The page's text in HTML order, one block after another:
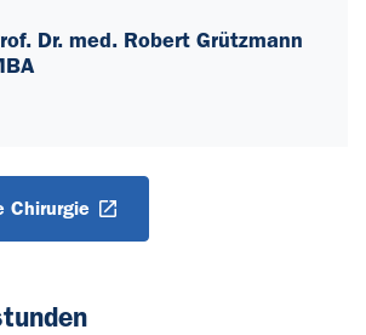
Dr. med. Robert Grützmann
Chirurgie